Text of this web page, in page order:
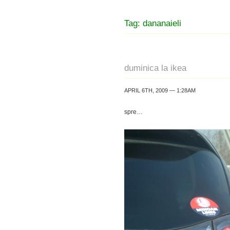
Tag: dananaieli
duminica la ikea
APRIL 6TH, 2009 — 1:28AM
spre…